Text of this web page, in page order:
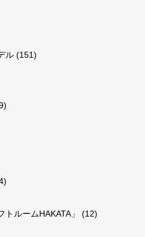
ル (151)
ルームHAKATA」 (12)